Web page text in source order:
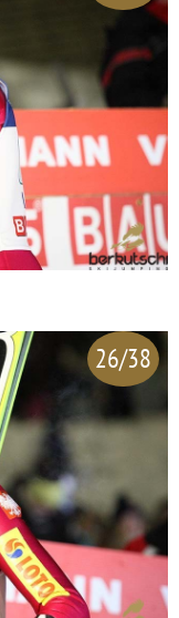
26/38